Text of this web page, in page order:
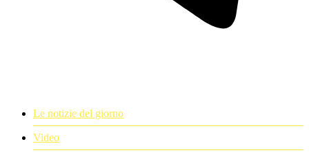
Le notizie del giorno
Video